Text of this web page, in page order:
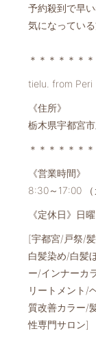
予約殺到で早
気になってい
＊＊＊＊＊＊
tielu. from Peri
《住所》
栃木県宇都宮
＊＊＊＊＊＊
《営業時間》
8:30～17:00 （
《定休日》日
[宇都宮/戸祭/
白髪染め/白髪
ー/インナーカ
リートメント/
質改善カラー/
性専門サロン]